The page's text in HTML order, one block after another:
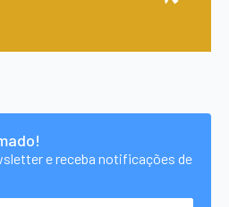
e receba notificações de